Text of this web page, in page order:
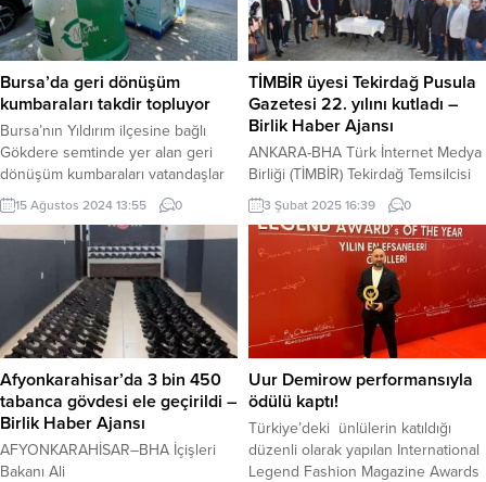
Bursa’da geri dönüşüm
kumbaraları takdir topluyor
Bursa’nın Yıldırım ilçesine bağlı
Gökdere semtinde yer alan geri
dönüşüm kumbaraları vatandaşlar
tarafından takdir edilmeye devam
ediyor. BURSA (İGFA) – Bursa’da
atık toplama sistemini yenilemek,
geleceğimize sahip çıkmak için
yürütülen geri dönüşüm
kumbaraları ekonomiye can veriyor.
Gökdere sakinlerinin giysi
kumbaralarının ardından, geri
dönüşüm kumbaralarının da
olmasını olumlu yönde karşılıyor.
Vatandaşlar...
15 Ağustos 2024 13:55 0
TİMBİR üyesi Tekirdağ Pusula
Gazetesi 22. yılını kutladı –
Birlik Haber Ajansı
ANKARA-BHA Türk İnternet Medya
Birliği (TİMBİR) Tekirdağ Temsilcisi
Tekirdağ Pusula Gazetesi 22.
Kuruluş yıl dönümünü davetlileri ile
birlikte kutladı. Milletvekilinden,
siyasi parti il ilçe başkanlarına,
gazetecilerden esnaflara kadar
birçok davetli kuruluş yıl dönümü
pastasını birlikte kesti. Tekirdağ
Pusula Gazetesi 22. Kuruluş yıl
dönümünde misafirlerini ağırladı.
Gazetenin İmtiyaz Sahibi Özkan
Dikmen...
3 Şubat 2025 16:39 0
Afyonkarahisar’da 3 bin 450
tabanca gövdesi ele geçirildi –
Birlik Haber Ajansı
AFYONKARAHİSAR–BHA İçişleri
Bakanı Ali
Uur Demirow performansıyla
ödülü kaptı!
Türkiye’deki ünlülerin katıldığı
düzenli olarak yapılan International
Legend Fashion Magazine Awards